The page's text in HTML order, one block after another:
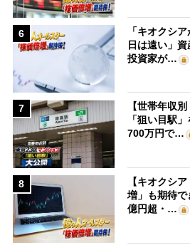
6
「キオクシ
日は遠い」
投資家が…
7
【世帯年収
「狙い目駅
700万円で…
8
【キオクシ
増」も期待
億円超・…